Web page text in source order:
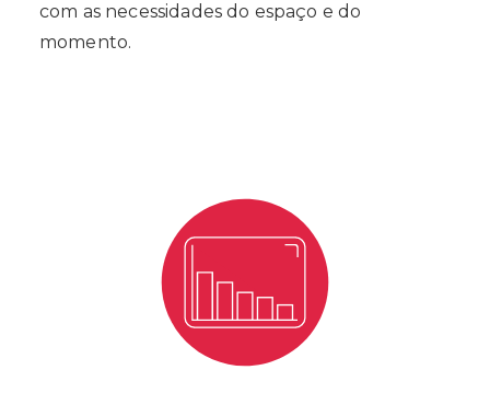
com as necessidades do espaço e do
momento.